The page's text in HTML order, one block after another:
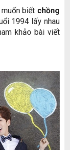
biết chồng
1994 lấy nhau
khảo bài viết